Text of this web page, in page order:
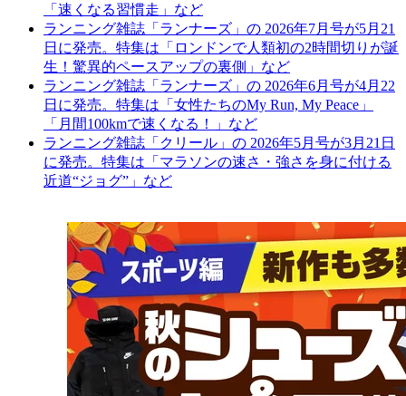
「速くなる習慣走」など
ランニング雑誌「ランナーズ」の 2026年7月号が5月21
日に発売。特集は「ロンドンで人類初の2時間切りが誕
生！驚異的ペースアップの裏側」など
ランニング雑誌「ランナーズ」の 2026年6月号が4月22
日に発売。特集は「女性たちのMy Run, My Peace」
「月間100kmで速くなる！」など
ランニング雑誌「クリール」の 2026年5月号が3月21日
に発売。特集は「マラソンの速さ・強さを身に付ける
近道“ジョグ”」など